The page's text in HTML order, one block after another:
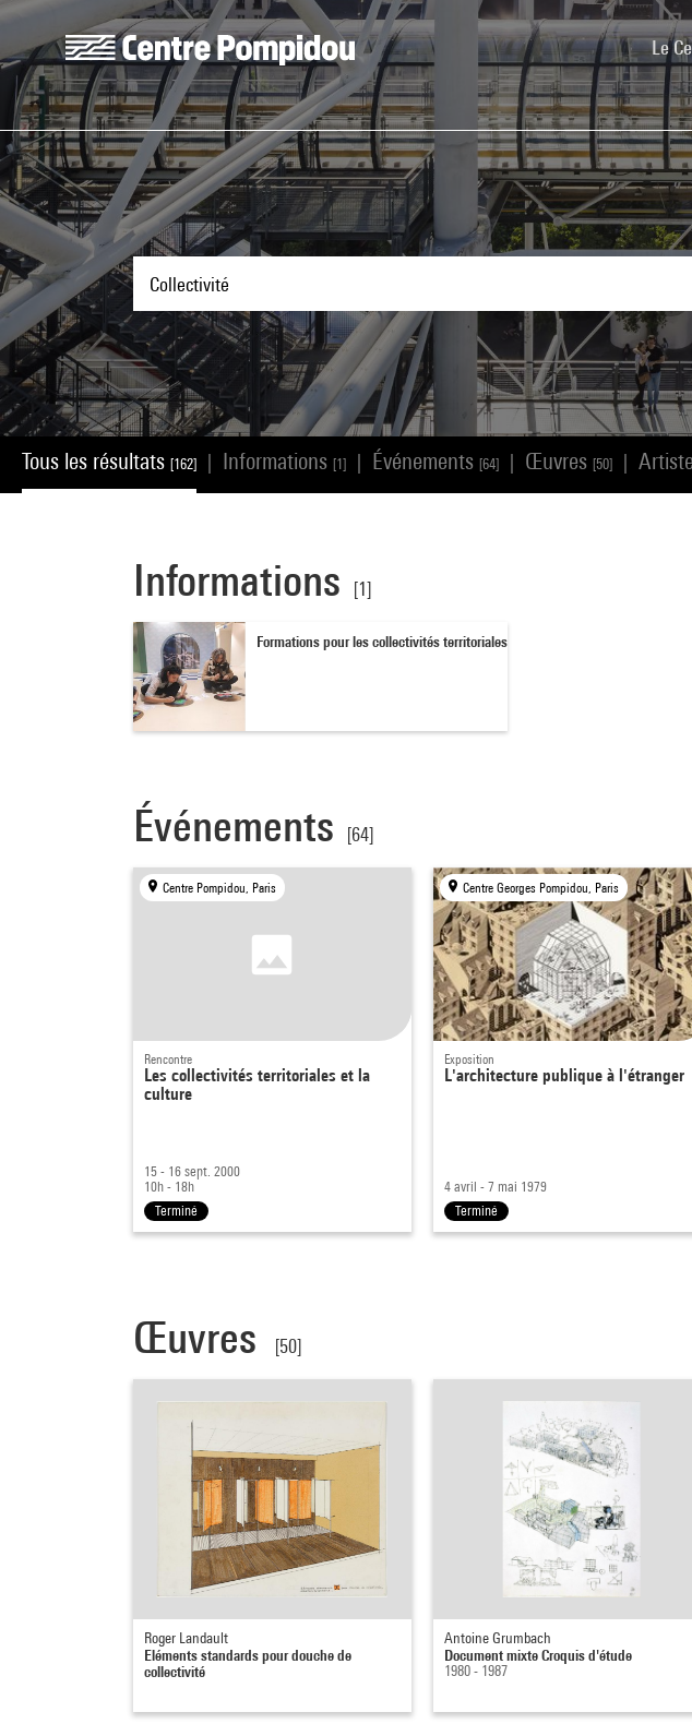
Aller au contenu principal
Centre Pompidou
Le
Tous les résultats [162] Informations [1] Événements [64] Œuvres [50]
Informations [1]
Formations pour les collectivités territoriales
Événements [64]
Centre Pompidou, Paris
Rencontre
Les collectivités territoriales et la
culture
15 - 16 sept. 2000
10h - 18h
Terminé
Centre Georges Pompidou, Paris
Exposition
L'architecture publique à l'étranger
4 avril - 7 mai 1979
Terminé
Œuvres [50]
Roger Landault
Eléments standards pour douche de
collectivité
Antoine Grumbach
Document mixte Croquis d'étude
1980 - 1987